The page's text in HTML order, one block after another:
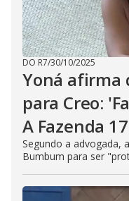
DO R7/30/10/2025
Yoná afirma
para Creo:
A Fazenda 17
Segundo a advogada,
Bumbum para ser